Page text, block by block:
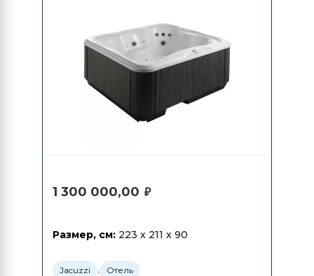
1 300 000,00 ₽
Размер, см: 223 x 211 x 90
Jacuzzi , Отель